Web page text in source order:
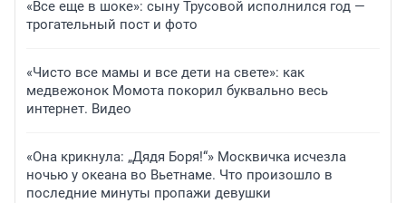
«Все еще в шоке»: сыну Трусовой исполнился год —
трогательный пост и фото
«Чисто все мамы и все дети на свете»: как
медвежонок Момота покорил буквально весь
интернет. Видео
«Она крикнула: „Дядя Боря!“» Москвичка исчезла
ночью у океана во Вьетнаме. Что произошло в
последние минуты пропажи девушки